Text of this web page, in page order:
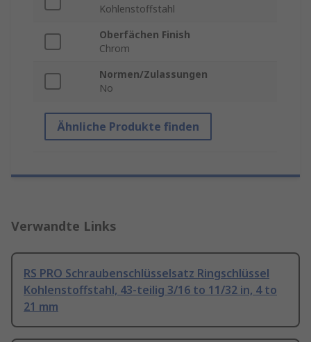
Kohlenstoffstahl
Oberfächen Finish
Chrom
Normen/Zulassungen
No
Ähnliche Produkte finden
Verwandte Links
RS PRO Schraubenschlüsselsatz Ringschlüssel
Kohlenstoffstahl, 43-teilig 3/16 to 11/32 in, 4 to
21 mm